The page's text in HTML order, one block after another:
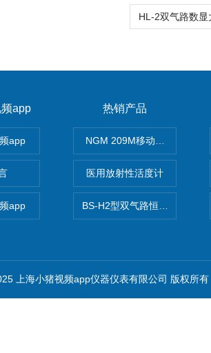
app
app
app
热销产品
NGM 209M移动式惰性气体
医用放射性活度计
BS-H2型双气路恒流大气采样
上海小猪视频app仪器仪表有限公司 版权所有